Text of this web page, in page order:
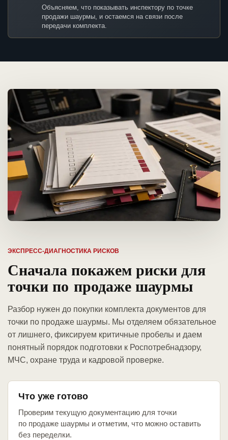
Объясняем, что показывать инспектору по точке
продажи шаурмы, и остаемся на связи после
передачи комплекта.
ЭКСПРЕСС-ДИАГНОСТИКА РИСКОВ
Сначала покажем риски для
точки по продаже шаурмы
Разбор нужен до покупки комплекта документов для
точки по продаже шаурмы. Мы отделяем обязательное
от лишнего, фиксируем критичные пробелы и даем
понятный порядок подготовки к Роспотребнадзору,
МЧС, охране труда и кадровой проверке.
Что уже готово
Проверим текущую документацию для точки
по продаже шаурмы и отметим, что можно оставить
без переделки.